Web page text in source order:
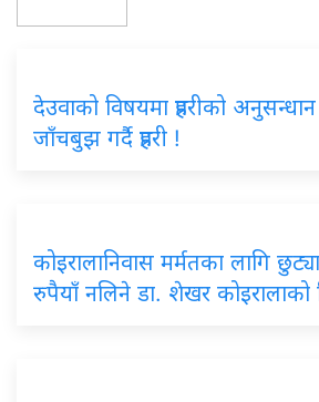
देउवाको विषयमा प्रहरीको
जाँचबुझ गर्दै प्रहरी !
कोइरालानिवास मर्मतका लागि
रुपैयाँ नलिने डा. शेखर कोइरालाको